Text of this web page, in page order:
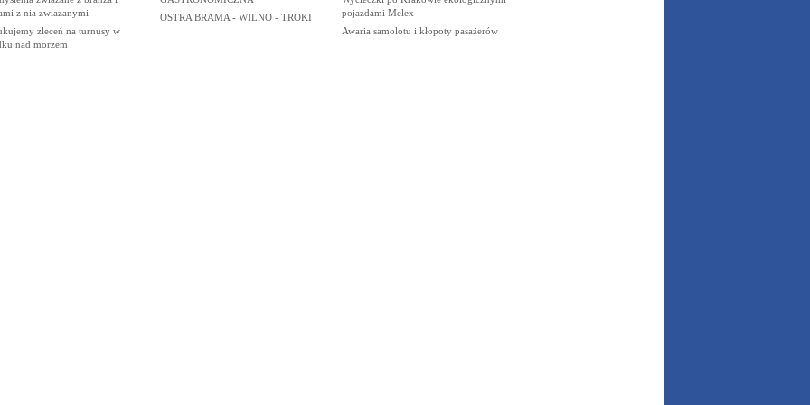
z nia zwiazanymi
zleceń na turnusy w
nad morzem
OSTRA BRAMA - WILNO - TROKI
pojazdami Melex
Awaria samolotu i kłopoty pasażerów